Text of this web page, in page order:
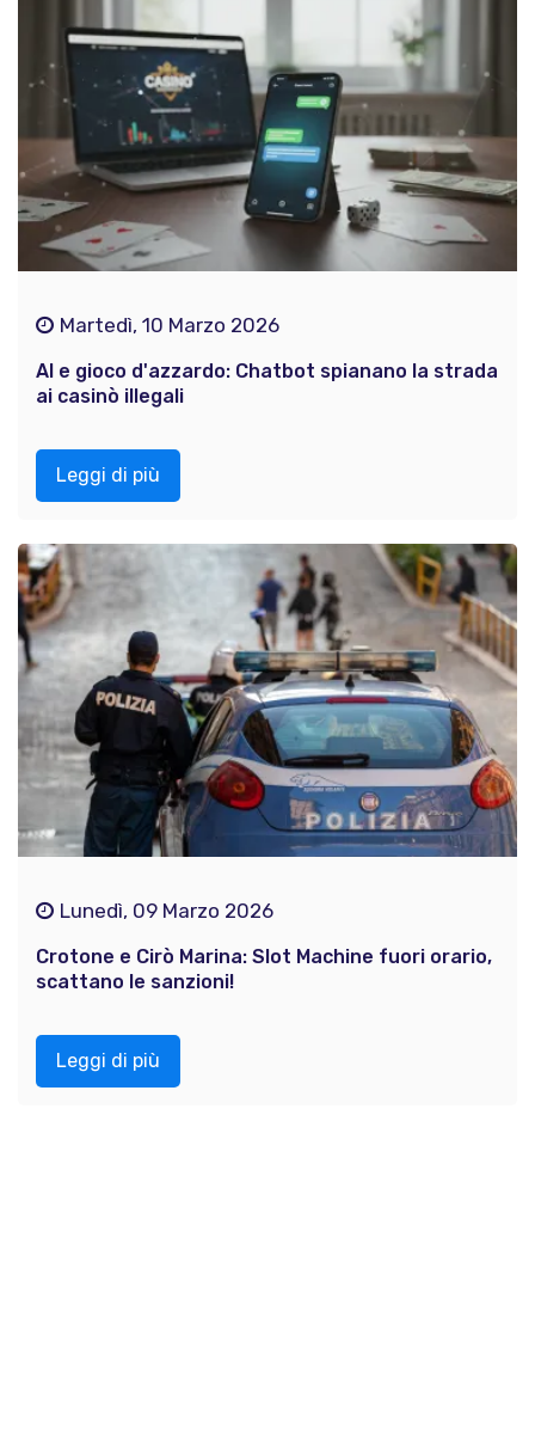
Martedì, 10 Marzo 2026
AI e gioco d'azzardo: Chatbot spianano la strada
ai casinò illegali
Leggi di più
Lunedì, 09 Marzo 2026
Crotone e Cirò Marina: Slot Machine fuori orario,
scattano le sanzioni!
Leggi di più